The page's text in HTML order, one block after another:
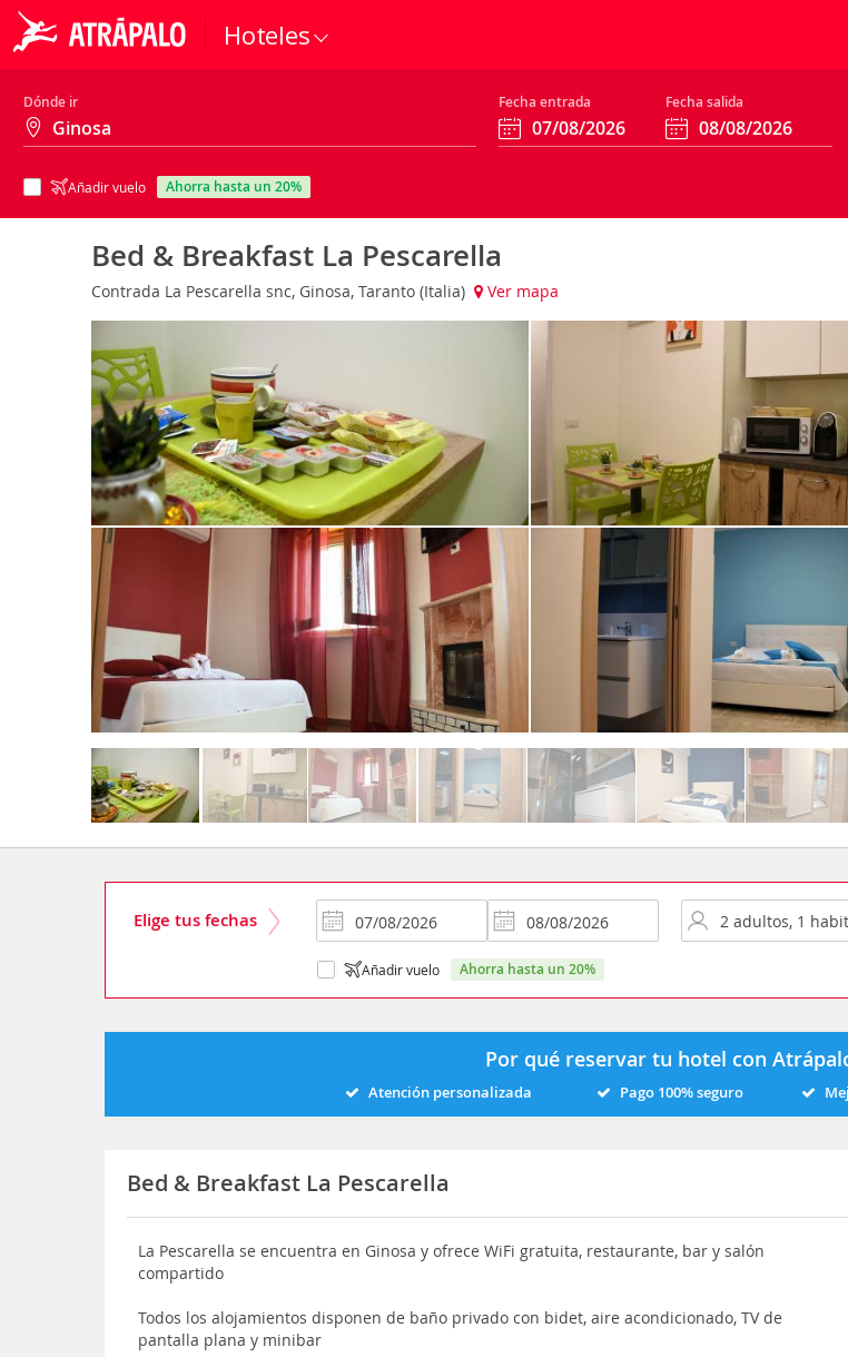
Hoteles
Dónde ir Fecha entrada Fecha salida
Añadir vuelo ahorra hasta un 20%
Bed & Breakfast La Pescarella
Contrada La Pescarella snc, Ginosa, Taranto (Italia) Ver mapa
Elige tus fechas
Añadir vuelo ahorra hasta un 20%
Por qué reservar tu hotel con
Atención personalizada Pago 100% seguro
Bed & Breakfast La Pescarella
La Pescarella se encuentra en Ginosa y ofrece WiFi gratuita, restaurante, bar y salón
compartido
Todos los alojamientos disponen de baño privado con bidet, aire acondicionado, TV de
pantalla plana y minibar